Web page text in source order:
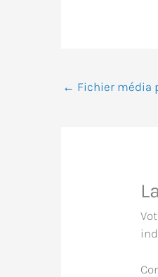
← Fichier média